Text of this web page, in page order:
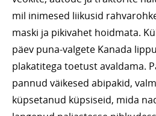
mil inimesed liikusid
maski ja pikivahet hoidmata.
päev puna-valgete Kanada
plakatitega toetust avaldama.
pannud väikesed abipakid,
küpsetanud küpsiseid, mida